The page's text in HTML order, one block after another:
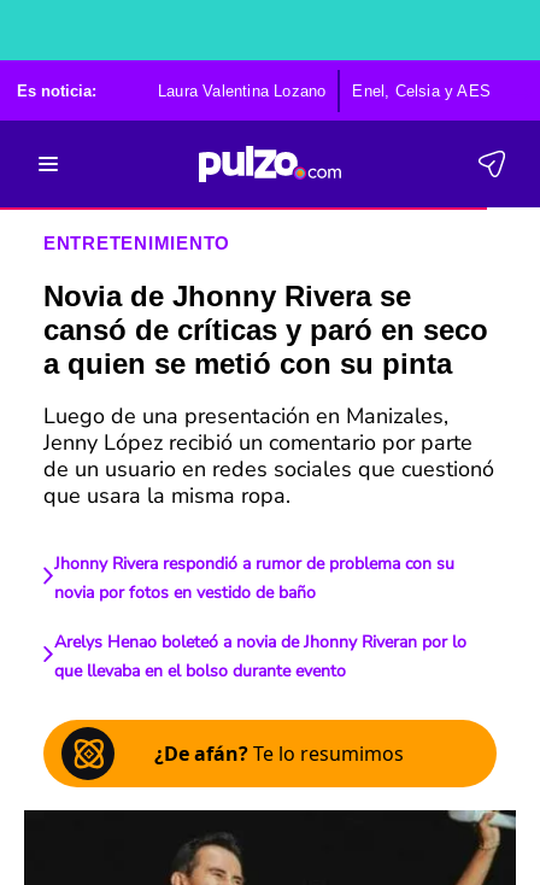
Es noticia: Laura Valentina Lozano Enel, Celsia y AES
ENTRETENIMIENTO
Novia de Jhonny Rivera se
cansó de críticas y paró en seco
a quien se metió con su pinta
Luego de una presentación en Manizales,
Jenny López recibió un comentario por parte
de un usuario en redes sociales que cuestionó
que usara la misma ropa.
Jhonny Rivera respondió a rumor de problema con su
novia por fotos en vestido de baño
Arelys Henao boleteó a novia de Jhonny Riveran por lo
que llevaba en el bolso durante evento
¿De afán?Te lo resumimos